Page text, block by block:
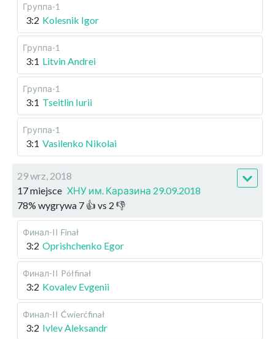
Группа-1
3:2 Kolesnik Igor
Группа-1
3:1 Litvin Andrei
Группа-1
3:1 Tseitlin Iurii
Группа-1
3:1 Vasilenko Nikolai
29 wrz, 2018
17 miejsce ХНУ им. Каразина 29.09.2018
78% wygrywa 7 👍 vs 2 👎
Финал-II Finał
3:2 Oprishchenko Egor
Финал-II Półfinał
3:2 Kovalev Evgenii
Финал-II Ćwierćfinał
3:2 Ivlev Aleksandr